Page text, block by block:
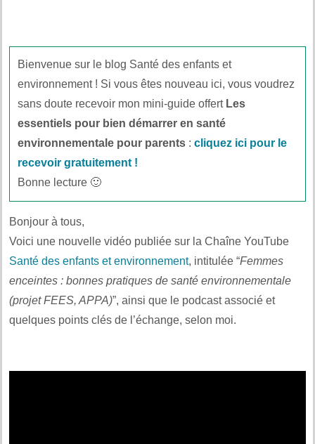
Bienvenue sur le blog Santé des enfants et
environnement ! Si vous êtes nouveau ici, vous voudrez
sans doute recevoir mon mini-guide offert Les
essentiels pour bien démarrer en santé
environnementale pour parents :cliquez ici pour le
recevoir gratuitement !
Bonne lecture 🙂
Bonjour à tous,
Voici une nouvelle vidéo publiée sur la Chaîne YouTube
Santé des enfants et environnement, intitulée “Femmes
enceintes : bonnes pratiques de santé environnementale
(projet FEES, APPA)”, ainsi que le podcast associé et
quelques points clés de l’échange, selon moi.